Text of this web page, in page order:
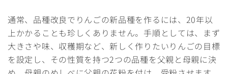
通常、品種改良でりんごの新品種を作るには、20年以
上かかることも珍しくありません。手順としては、まず
大きさや味、収穫期など、新しく作りたいりんごの目標
を設定し、その性質を持つ2つの品種を父親と母親に決